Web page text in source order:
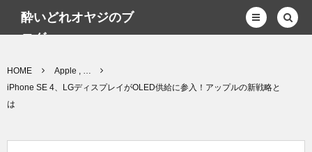
酔いどれオヤジのブ
ログwp
HOME
Apple , …
iPhone SE 4、LGディスプレイがOLED供給に参入！アップルの新戦略と
は